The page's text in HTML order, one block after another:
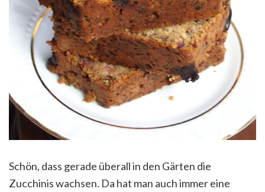
Schön, dass gerade überall in den Gärten die
Zucchinis wachsen. Da hat man auch immer eine